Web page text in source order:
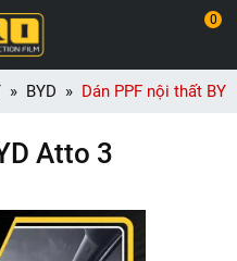
0
BYD Dán PPF nội thất
Atto 3